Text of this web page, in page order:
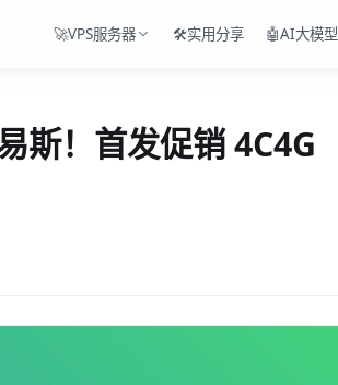
🚀VPS服务器 🛠️实用分享 🤖AI大模型
斯！首发促销 4C4G